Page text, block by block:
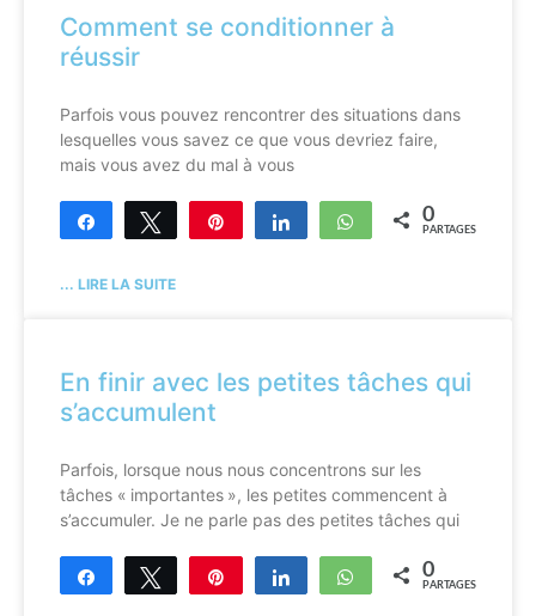
Comment se conditionner à
réussir
Parfois vous pouvez rencontrer des situations dans
lesquelles vous savez ce que vous devriez faire,
mais vous avez du mal à vous
Partagez Tweetez EnregistrerPartagez WhatsApp
0
PARTAGES
... LIRE LA SUITE
En finir avec les petites tâches qui
s’accumulent
Parfois, lorsque nous nous concentrons sur les
tâches « importantes », les petites commencent à
s’accumuler. Je ne parle pas des petites tâches qui
Partagez Tweetez EnregistrerPartagez WhatsApp
0
PARTAGES